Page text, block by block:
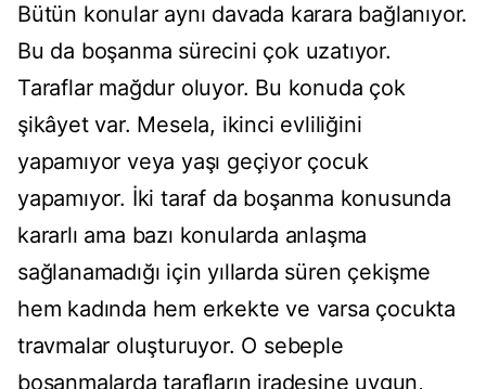
Bütün konular aynı davada karara bağlanıyor.
Bu da boşanma sürecini çok uzatıyor.
Taraflar mağdur oluyor. Bu konuda çok
şikâyet var. Mesela, ikinci evliliğini
yapamıyor veya yaşı geçiyor çocuk
yapamıyor. İki taraf da boşanma konusunda
kararlı ama bazı konularda anlaşma
sağlanamadığı için yıllarda süren çekişme
hem kadında hem erkekte ve varsa çocukta
travmalar oluşturuyor. O sebeple
boşanmalarda tarafların iradesine uygun,